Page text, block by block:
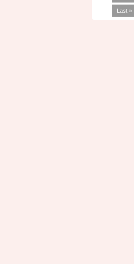
Last »